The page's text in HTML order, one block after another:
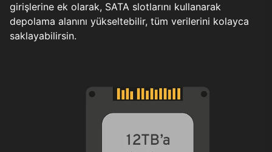
girişlerine ek olarak, SATA slotlarını kullanarak
depolama alanını yükseltebilir, tüm verilerini kolayca
saklayabilirsin.